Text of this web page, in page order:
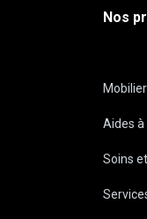
Nos
Aides
Soins